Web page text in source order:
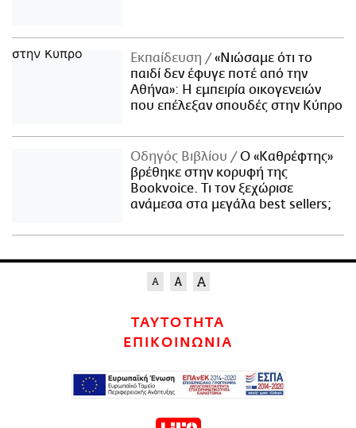
Εκπαίδευση
«Νιώσαμε ότι το
παιδί δεν έφυγε ποτέ από την
Αθήνα»: Η εμπειρία οικογενειών
που επέλεξαν σπουδές στην Κύπρο
Οδηγός Βιβλίου
Ο «Καθρέφτης»
βρέθηκε στην κορυφή της
Bookvoice. Τι τον ξεχώρισε
ανάμεσα στα μεγάλα best sellers;
ΤΑΥΤΟΤΗΤΑ
ΕΠΙΚΟΙΝΩΝΙΑ